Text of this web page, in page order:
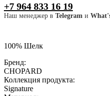
+7 964 833 16 19
Наш менеджер в Telegram и
100% Шелк
Бренд:
CHOPARD
Коллекция продукта:
Signature